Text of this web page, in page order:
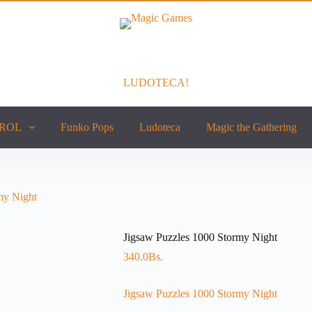
LUDOTECA!
Funko Pops Ludoteca Magic the Gathering
Night
Jigsaw Puzzles 1000 Stormy Night
340.0Bs.
Jigsaw Puzzles 1000 Stormy Night